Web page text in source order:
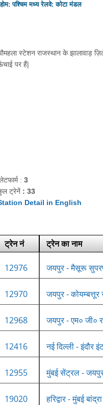
होम:पश्चिम मध्य रेलवे:कोटा मंडल
स्टेशन राजस्थान के झालावाड़
पर हैं|
: 3
ट्रेनें : 33
Detail in English
ट्रेन नं ट्रेन का नाम
12976 जयपुर - मैसूरू
12970 जयपुर -
12968 जयपुर - एम० जी०
12416 नई दिल्ली - इंदौर
12955 मुंबई सेंट्रल -
19020 हरिद्वार - मुंबई